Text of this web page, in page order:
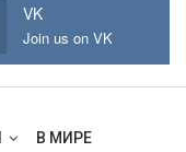
VK
Join us on VK
В МИРЕ